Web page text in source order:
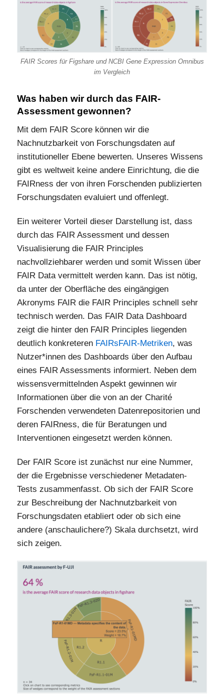
FAIR Scores für Figshare und NCBI Gene Expression Omnibus
im Vergleich
Was haben wir durch das FAIR-
Assessment gewonnen?
Mit dem FAIR Score können wir die
Nachnutzbarkeit von Forschungsdaten auf
institutioneller Ebene bewerten. Unseres Wissens
gibt es weltweit keine andere Einrichtung, die die
FAIRness der von ihren Forschenden publizierten
Forschungsdaten evaluiert und offenlegt.
Ein weiterer Vorteil dieser Darstellung ist, dass
durch das FAIR Assessment und dessen
Visualisierung die FAIR Principles
nachvollziehbarer werden und somit Wissen über
FAIR Data vermittelt werden kann. Das ist nötig,
da unter der Oberfläche des eingängigen
Akronyms FAIR die FAIR Principles schnell sehr
technisch werden. Das FAIR Data Dashboard
zeigt die hinter den FAIR Principles liegenden
deutlich konkreteren FAIRsFAIR-Metriken, was
Nutzer*innen des Dashboards über den Aufbau
eines FAIR Assessments informiert. Neben dem
wissensvermittelnden Aspekt gewinnen wir
Informationen über die von an der Charité
Forschenden verwendeten Datenrepositorien und
deren FAIRness, die für Beratungen und
Interventionen eingesetzt werden können.
Der FAIR Score ist zunächst nur eine Nummer,
der die Ergebnisse verschiedener Metadaten-
Tests zusammenfasst. Ob sich der FAIR Score
zur Beschreibung der Nachnutzbarkeit von
Forschungsdaten etabliert oder ob sich eine
andere (anschaulichere?) Skala durchsetzt, wird
sich zeigen.